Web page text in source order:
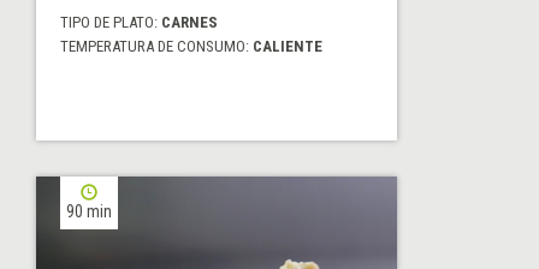
TIPO DE PLATO: CARNES
TEMPERATURA DE CONSUMO: CALIENTE
90 min